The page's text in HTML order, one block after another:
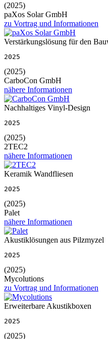
(2025)
paXos Solar GmbH
zu Vortrag und Informationen
Verstärkungslösung für den
2025
(2025)
CarboCon GmbH
nähere Informationen
Nachhaltiges Vinyl-Design
2025
(2025)
2TEC2
nähere Informationen
Keramik Wandfliesen
2025
(2025)
Palet
nähere Informationen
Akustiklösungen aus Pilzmyzel
2025
(2025)
Mycolutions
zu Vortrag und Informationen
Erweiterbare Akustikboxen
2025
(2025)